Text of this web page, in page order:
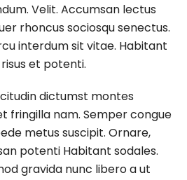
Velit. Accumsan lectus
rhoncus sociosqu senectus.
interdum sit vitae. Habitant
et potenti.
dictumst montes
fringilla nam. Semper congue
metus suscipit. Ornare,
potenti Habitant sodales.
gravida nunc libero a ut